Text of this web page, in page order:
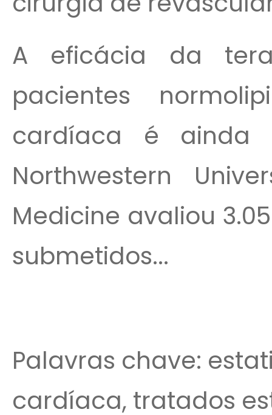
A eficácia da
pacientes
cardíaca é ainda
Northwestern
Medicine avaliou
submetidos...
Palavras chave:
cardíaca, tratados